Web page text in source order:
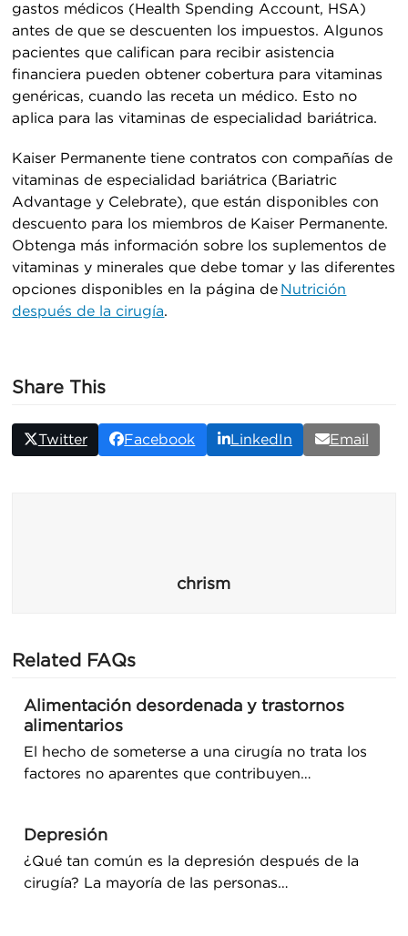
gastos médicos (Health Spending Account, HSA)
antes de que se descuenten los impuestos. Algunos
pacientes que califican para recibir asistencia
financiera pueden obtener cobertura para vitaminas
genéricas, cuando las receta un médico. Esto no
aplica para las vitaminas de especialidad bariátrica.
Kaiser Permanente tiene contratos con compañías de
vitaminas de especialidad bariátrica (Bariatric
Advantage y Celebrate), que están disponibles con
descuento para los miembros de Kaiser Permanente.
Obtenga más información sobre los suplementos de
vitaminas y minerales que debe tomar y las diferentes
opciones disponibles en la página de Nutrición
después de la cirugía.
Share This
Twitter Facebook LinkedIn Email
chrism
Related FAQs
Alimentación desordenada y trastornos
alimentarios
El hecho de someterse a una cirugía no trata los
factores no aparentes que contribuyen…
Depresión
¿Qué tan común es la depresión después de la
cirugía? La mayoría de las personas…